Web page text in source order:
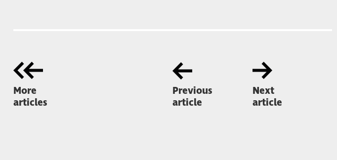
More
articles
Previous
article
Next
article